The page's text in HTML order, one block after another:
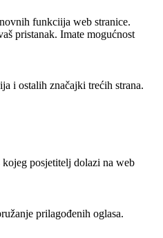
funkciija web stranice.
pristanak. Imate mogućnost
i ostalih značajki trećih strana.
posjetitelj dolazi na web
prilagođenih oglasa.